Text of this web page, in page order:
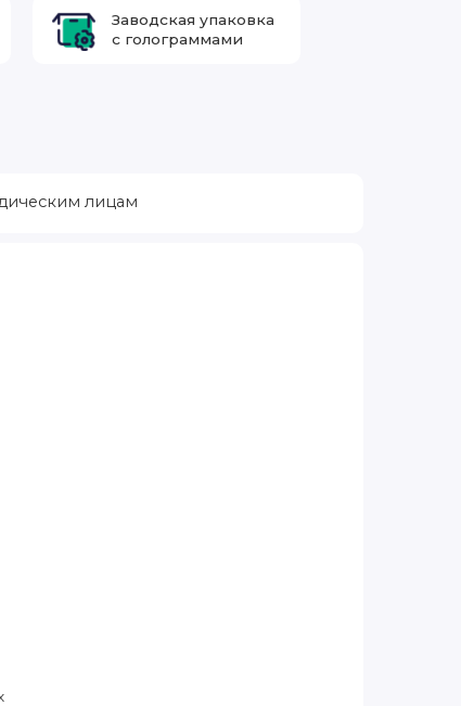
Заводская упаковка
с голограммами
лицам